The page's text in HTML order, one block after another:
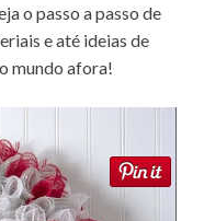
o passo a passo de
e até ideias de
mundo afora!